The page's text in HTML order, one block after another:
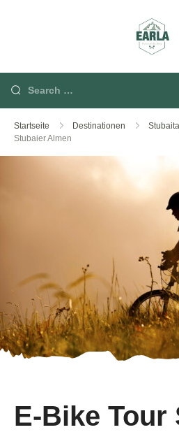
Startseite Destinationen
Stubaier Almen
E-Bike Tour